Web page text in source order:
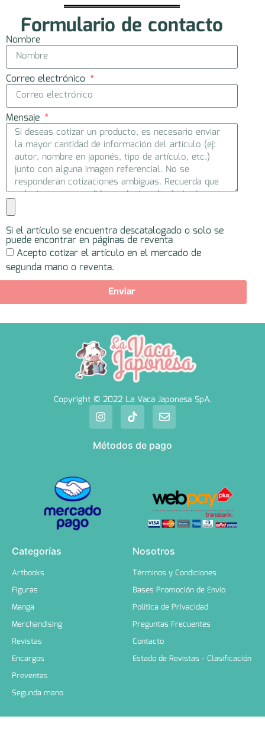
Formulario de contacto
Nombre
Correo electrónico
Mensaje
Si el artículo se encuentra descatalogado o solo se
puede encontrar en páginas de reventa
Acepto cotizar el artículo en el mercado de
segunda mano o reventa.
Enviar
Copyright © 2022 La Vaca Japonesa SpA.
Métodos de pago
Categorías
Artbooks
Figuras
Manga
Merchandising
Revistas
Encargos
Preventas
Segunda mano
Nosotros
Términos y Condiciones
Bases Promoción de Envío
Política de Privacidad
Preguntas Frecuentes
Contacto
Estado de Revistas - Clasificación